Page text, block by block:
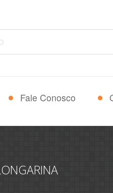
Fale Conosco